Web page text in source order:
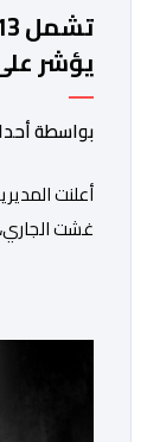
بواسطة
غشت
والعيون
وذلك في